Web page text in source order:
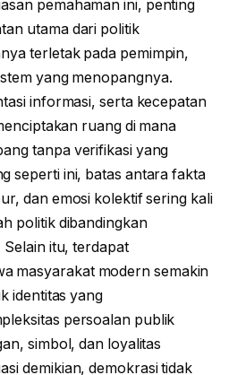
pemahaman ini, penting
utama dari politik
terletak pada pemimpin,
yang menopangnya.
informasi, serta kecepatan
ruang di mana
tanpa verifikasi yang
seperti ini, batas antara fakta
dan emosi kolektif sering kali
politik dibandingkan
itu, terdapat
masyarakat modern semakin
identitas yang
persoalan publik
simbol, dan loyalitas
demikian, demokrasi tidak